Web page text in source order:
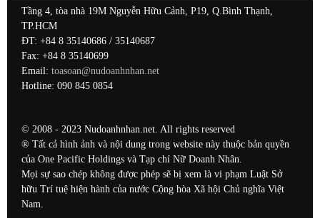
Tầng 4, tòa nhà 19M Nguyễn Hữu Cảnh, P19, Q.Bình Thạnh,
TP.HCM
ĐT: +84 8 35140686 / 35140687
Fax: +84 8 35140699
Email: toasoan@nudoanhnhan.net
Hotline: 090 845 0854
© 2008 - 2023 Nudoanhnhan.net. All rights reserved
® Tất cả hình ảnh và nội dung trong website này thuộc bản quyền
của One Pacific Holdings và Tạp chí Nữ Doanh Nhân.
Mọi sự sao chép không được phép sẽ bị xem là vi phạm Luật Sở
hữu Trí tuệ hiện hành của nước Cộng hòa Xã hội Chủ nghĩa Việt
Nam.